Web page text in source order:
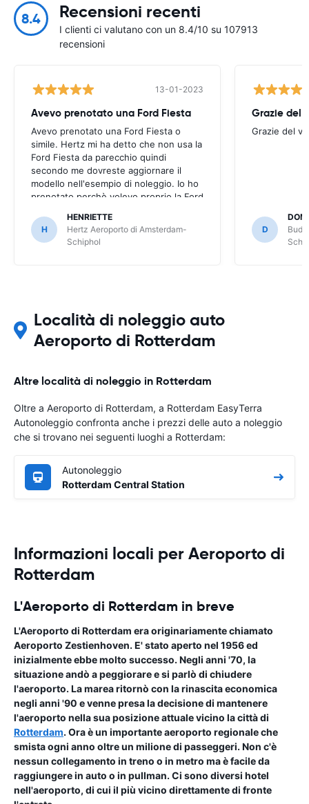
8.4 Recensioni recenti
I clienti ci valutano con un 8.4/10 su 107913
recensioni
13-01-2023
Avevo prenotato una Ford Fiesta
Avevo prenotato una Ford Fiesta o
simile. Hertz mi ha detto che non usa la
Ford Fiesta da parecchio quindi
secondo me dovreste aggiornare il
modello nell'esempio di noleggio. Io ho
prenotato perchè volevo proprio la Ford
che non mi piace ed è più piccola come
bagagliaio. Se l'avessi saputo non l'avrei
H
HENRIETTE
Hertz Aeroporto di Amsterdam-
Schiphol
Grazie del
Grazie del
D
Località di noleggio auto
Aeroporto di Rotterdam
Altre località di noleggio in Rotterdam
Oltre a Aeroporto di Rotterdam, a Rotterdam EasyTerra
Autonoleggio confronta anche i prezzi delle auto a noleggio
che si trovano nei seguenti luoghi a Rotterdam:
Autonoleggio
Rotterdam Central Station
Informazioni locali per Aeroporto di
Rotterdam
L'Aeroporto di Rotterdam in breve
L'Aeroporto di Rotterdam era originariamente chiamato
Aeroporto Zestienhoven. E' stato aperto nel 1956 ed
inizialmente ebbe molto successo. Negli anni '70, la
situazione andò a peggiorare e si parlò di chiudere
l'aeroporto. La marea ritornò con la rinascita economica
negli anni '90 e venne presa la decisione di mantenere
l'aeroporto nella sua posizione attuale vicino la città di
Rotterdam. Ora è un importante aeroporto regionale che
smista ogni anno oltre un milione di passeggeri. Non c'è
nessun collegamento in treno o in metro ma è facile da
raggiungere in auto o in pullman. Ci sono diversi hotel
nell'aeroporto, di cui il più vicino direttamente di fronte